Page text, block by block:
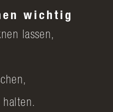
wichtig
lassen,
halten.